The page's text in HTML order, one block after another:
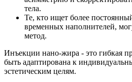
тела.
Те, кто ищет более
временных наполнителей,
метод.
Инъекции нано-жира - это гибкая
быть адаптирована к
эстетическим целям.